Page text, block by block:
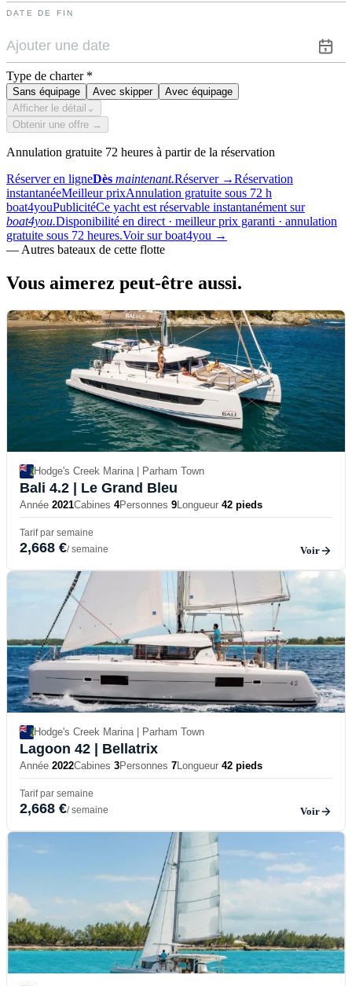
DATE DE FIN
Type de charter *
Sans équipage Avec skipper
Avec équipage
Afficher le détail ⌄
Obtenir une offre →
Annulation gratuite 72 heures à partir de la réservation
Réserver en ligneDès maintenant.Réserver →Réservation
instantanéeMeilleur prixAnnulation gratuite sous 72 h
boat4youPublicitéCe yacht est réservable instantanément sur
boat4you.Disponibilité en direct · meilleur prix garanti · annulation
gratuite sous 72 heures.Voir sur boat4you →
— Autres bateaux de cette flotte
Vous aimerez peut-être aussi.
Hodge's Creek Marina | Parham Town
Bali 4.2 | Le Grand Bleu
Année 2021Cabines 4Personnes 9Longueur 42 pieds
Tarif par semaine
2,668 €/ semaine Voir
Hodge's Creek Marina | Parham Town
Lagoon 42 | Bellatrix
Année 2022Cabines 3Personnes 7Longueur 42 pieds
Tarif par semaine
2,668 €/ semaine Voir